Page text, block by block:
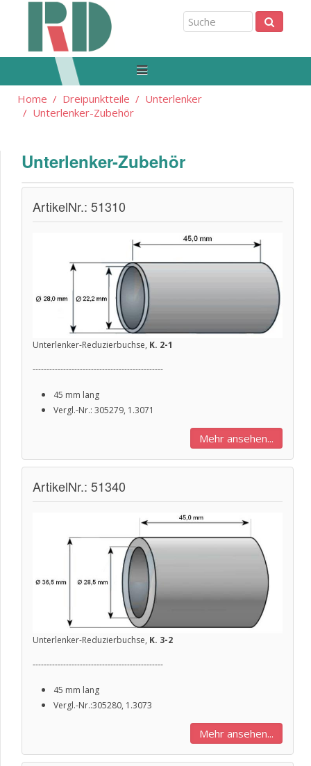
Home Dreipunktteile
Unterlenker
Unterlenker-Zubehör
Unterlenker-Zubehör
ArtikelNr.: 51310
Unterlenker-Reduzierbuchse, K. 2-1
-----------------------------------------------
45 mm lang
Vergl.-Nr.: 305279, 1.3071
Mehr ansehen...
ArtikelNr.: 51340
Unterlenker-Reduzierbuchse, K. 3-2
-----------------------------------------------
45 mm lang
Vergl.-Nr.:305280, 1.3073
Mehr ansehen...